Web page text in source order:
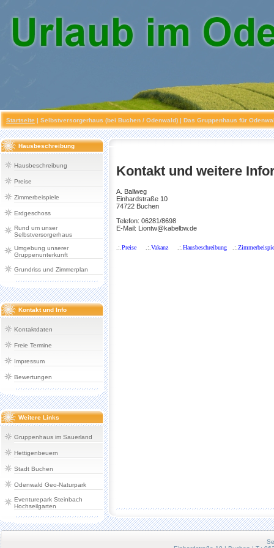
Startseite | Selbstversorgerhaus (bei Buchen / Odenwald) | Das Gruppenhaus für
Hausbeschreibung
Hausbeschreibung
Preise
Zimmerbeispiele
Erdgeschoss
Rund um unser
Selbstversorgerhaus
Umgebung unserer
Gruppenunterkunft
Grundriss und Zimmerplan
Kontakt und Info
Kontaktdaten
Freie Termine
Impressum
Bewertungen
Weitere Links
Gruppenhaus im Sauerland
Hettigenbeuern
Stadt Buchen
Odenwald Geo-Naturpark
Eventurepark Steinbach
Hochseilgarten
Kontakt und weitere
A. Ballweg
Einhardstraße 10
74722 Buchen
Telefon: 06281/8698
E-Mail: Liontw@kabelbw.de
.:.Preise .:.Vakanz .:.Hausbeschreibung .:.